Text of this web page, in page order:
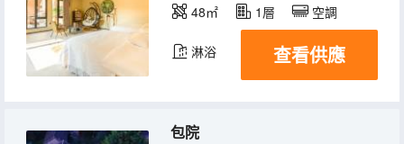
48㎡ 1層 空調
淋浴 查看供應
包院